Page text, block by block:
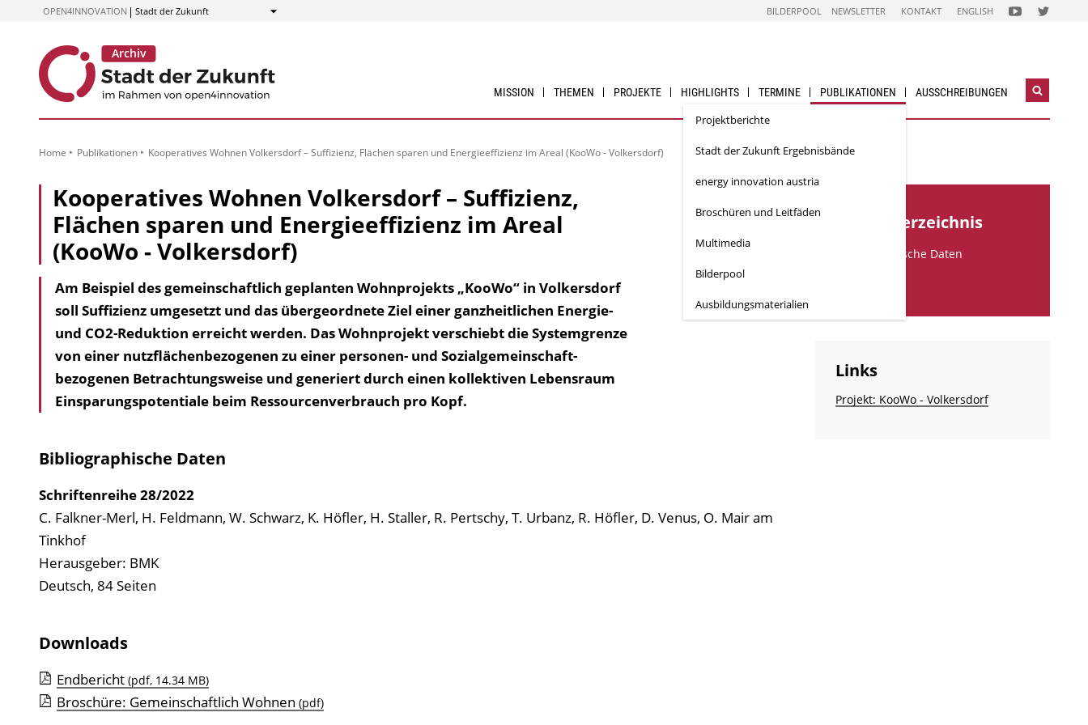
OPEN4INNOVATION Stadt der Zukunft
Anzeigen
BILDERPOOL NEWSLETTER KONTAKT ENGLISH FOLGEN
SIE
FOLGEN
SIE
MISSION THEMEN PROJEKTE HIGHLIGHTS TERMINE PUBLIKATIONEN
Projektberichte
Stadt der Zukunft Ergebnisbände
energy innovation austria
Broschüren und Leitfäden
Multimedia
Bilderpool
Ausbildungs­materialien
AUSSCHREIBUNGEN
Home Publikationen Kooperatives Wohnen Volkersdorf – Suffizienz, Flächen sparen und Energieeffizienz im Areal (KooWo - Volkersdorf)
Kooperatives Wohnen Volkersdorf – Suffizienz,
Flächen sparen und Energieeffizienz im Areal
(KooWo - Volkersdorf)
Am Beispiel des gemeinschaftlich geplanten Wohnprojekts „KooWo“ in Volkersdorf
soll Suffizienz umgesetzt und das übergeordnete Ziel einer ganzheitlichen Energie-
und CO2-Reduktion erreicht werden. Das Wohnprojekt verschiebt die Systemgrenze
von einer nutzflächenbezogenen zu einer personen- und Sozialgemeinschaft-
bezogenen Betrachtungsweise und generiert durch einen kollektiven Lebensraum
Einsparungspotentiale beim Ressourcenverbrauch pro Kopf.
Bibliographische Daten
Schriftenreihe28/2022
C. Falkner-Merl, H. Feldmann, W. Schwarz, K. Höfler, H. Staller, R. Pertschy, T. Urbanz, R. Höfler, D. Venus, O. Mair am
Tinkhof
Herausgeber: BMK
Deutsch, 84 Seiten
Downloads
Endbericht (pdf, 14.34 MB)
Broschüre: Gemeinschaftlich Wohnen (pdf)
Inhaltsverzeichnis
Bibliographische Daten
Links
Projekt: KooWo - Volkersdorf